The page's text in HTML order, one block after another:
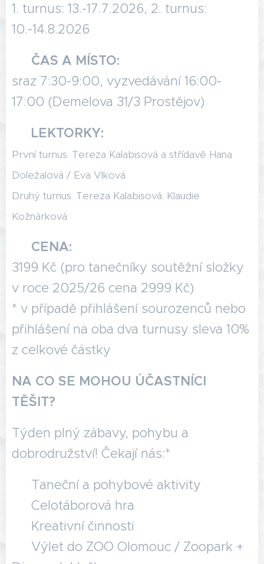
1. turnus: 13.-17.7.2026, 2. turnus:
10.-14.8.2026
ČAS A MÍSTO:
sraz 7:30-9:00, vyzvedávání 16:00-
17:00 (Demelova 31/3 Prostějov)
LEKTORKY:
První turnus: Tereza Kalabisová a střídavě Hana
Doležalová / Eva Vlková.
Druhý turnus: Tereza Kalabisová. Klaudie
Kožnárková
CENA:
3199 Kč (pro tanečníky soutěžní složky
v roce 2025/26 cena 2999 Kč)
* v případě přihlášení sourozenců nebo
přihlášení na oba dva turnusy sleva 10%
z celkové částky
NA CO SE MOHOU ÚČASTNÍCI
TĚŠIT?
Týden plný zábavy, pohybu a
dobrodružství! Čekají nás:*
✅ Taneční a pohybové aktivity 🕺
✅ Celotáborová hra ✨
✅ Kreativní činnosti 🎨
✅ Výlet do ZOO Olomouc / Zoopark +